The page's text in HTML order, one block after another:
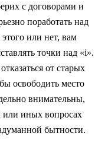
с договорами и
поработать над
или нет, вам
точки над «i».
от старых
освободить место
внимательны,
или иных вопросах
бытности.